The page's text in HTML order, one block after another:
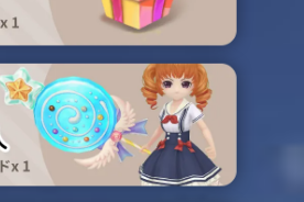
ト×1